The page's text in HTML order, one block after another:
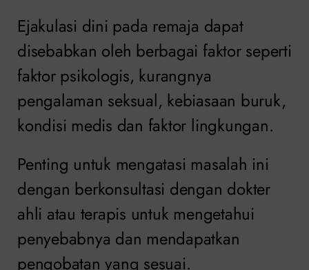
Ejakulasi dini pada remaja dapat
disebabkan oleh berbagai faktor seperti
faktor psikologis, kurangnya
pengalaman seksual, kebiasaan buruk,
kondisi medis dan faktor lingkungan.
Penting untuk mengatasi masalah ini
dengan berkonsultasi dengan dokter
ahli atau terapis untuk mengetahui
penyebabnya dan mendapatkan
pengobatan yang sesuai.